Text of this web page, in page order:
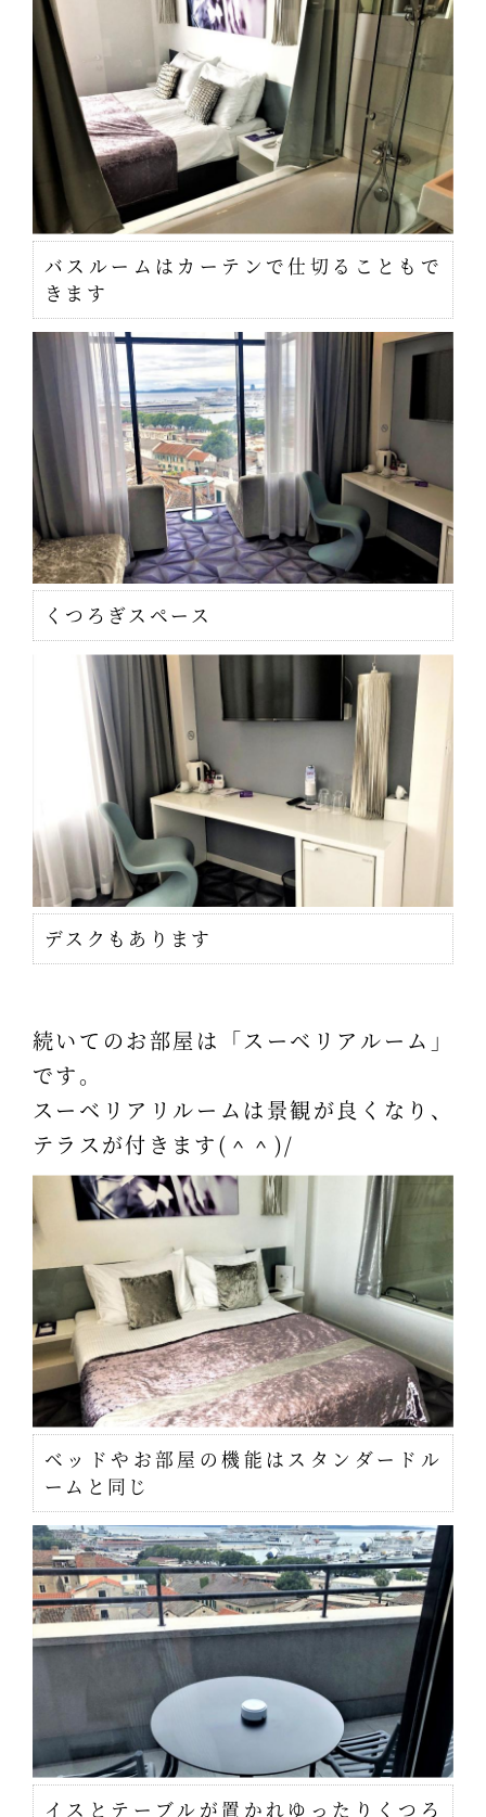
バスルームはカーテンで仕切ることもで
きます
くつろぎスペース
デスクもあります
続いてのお部屋は「スーベリアルーム」
です。
スーベリアリルームは景観が良くなり、
テラスが付きます(＾＾)/
ベッドやお部屋の機能はスタンダードル
ームと同じ
イスとテーブルが置かれゆったりくつろ